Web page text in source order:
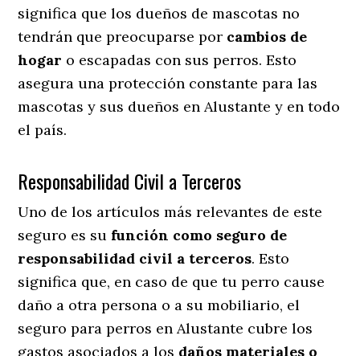
significa que los dueños de mascotas no
tendrán que preocuparse por cambios de
hogar o escapadas con sus perros. Esto
asegura una protección constante para las
mascotas y sus dueños en Alustante y en todo
el país.
Responsabilidad Civil a Terceros
Uno de los artículos más relevantes de este
seguro es su función como seguro de
responsabilidad civil a terceros. Esto
significa que, en caso de que tu perro cause
daño a otra persona o a su mobiliario, el
seguro para perros en Alustante cubre los
gastos asociados a los daños materiales o